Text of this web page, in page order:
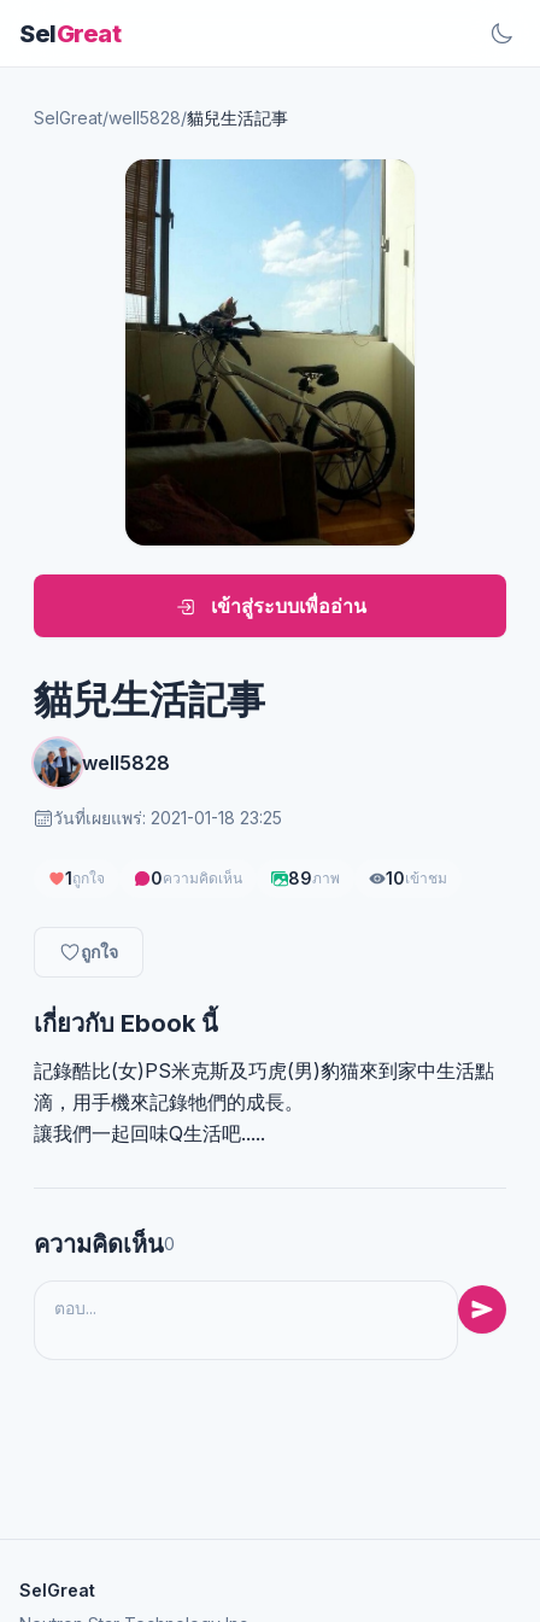
SelGreat
SelGreat/well5828/貓兒生活記事
เข้าสู่ระบบเพื่ออ่าน
貓兒生活記事
well5828
วันที่เผยแพร่: 2021-01-18 23:25
1ถูกใจ 0ความคิดเห็น 89ภาพ 10เข้าชม
ถูกใจ
เกี่ยวกับ Ebook นี้
記錄酷比(女)PS米克斯及巧虎(男)豹猫來到家中生活點
滴，用手機來記錄牠們的成長。
讓我們一起回味Q生活吧.....
ความคิดเห็น0
SelGreat